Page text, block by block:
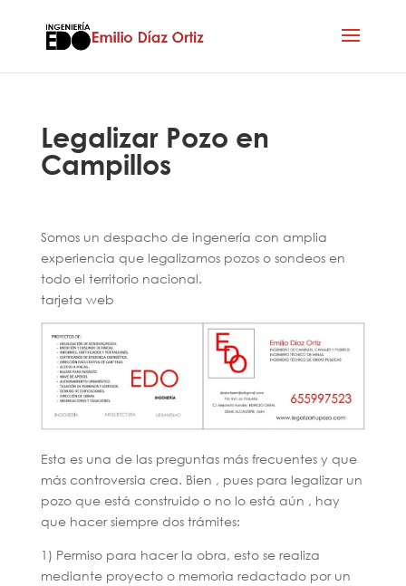
Legalizar Pozo en
Campillos
Somos un despacho de ingenería con amplia
experiencia que legalizamos pozos o sondeos en
todo el territorio nacional.
tarjeta web
Esta es una de las preguntas más frecuentes y que
más controversia crea. Bien , pues para legalizar un
pozo que está construido o no lo está aún , hay
que hacer siempre dos trámites:
1) Permiso para hacer la obra, esto se realiza
mediante proyecto o memoria redactado por un